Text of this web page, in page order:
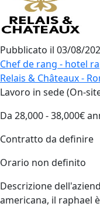
Pubblicato il 03/08/
Chef de rang - hotel
Relais & Châteaux -
Lavoro in sede (On-
Da 28,000 - 38,000€
Contratto da definire
Orario non definito
Descrizione
americana, il raphael